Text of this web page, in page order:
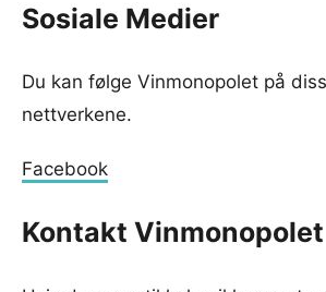
Sosiale Medier
Du kan følge Vinmonopolet på
nettverkene.
Facebook
Kontakt Vinmonopolet